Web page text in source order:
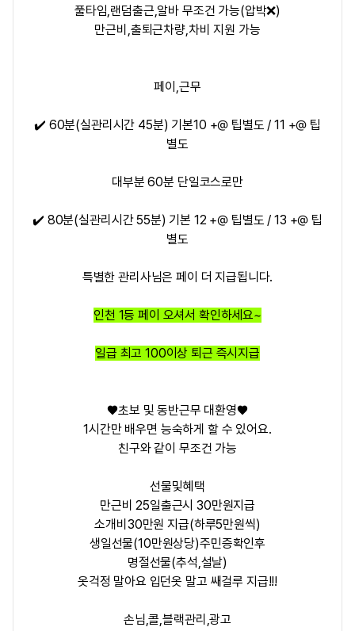
풀타임,랜덤출근,알바 무조건 가능(압박❌)
만근비,출퇴근차량,차비 지원 가능
페이,근무
✔️ 60분(실관리시간 45분) 기본10 +@ 팁별도 / 11 +@ 팁
별도
대부분 60분 단일코스로만
✔️ 80분(실관리시간 55분) 기본 12 +@ 팁별도 / 13 +@ 팁
별도
특별한 관리사님은 페이 더 지급됩니다.
인천 1등 페이 오셔서 확인하세요~
일급 최고 100이상 퇴근 즉시지급
♥️초보 및 동반근무 대환영♥️
1시간만 배우면 능숙하게 할 수 있어요.
친구와 같이 무조건 가능
선물및혜택
만근비 25일출근시 30만원지급
소개비30만원 지급(하루5만원씩)
생일선물(10만원상당)주민증확인후
명절선물(추석,설날)
옷걱정 말아요 입던옷 말고 쌔걸루 지급!!!
손님,콜,블랙관리,광고